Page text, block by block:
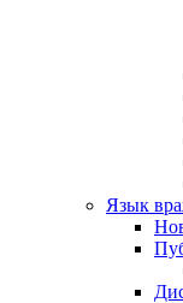
Язык